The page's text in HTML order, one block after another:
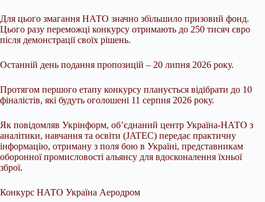
Для цього змагання НАТО значно збільшило призовий фонд.
Цього разу переможці конкурсу отримають до 250 тисяч євро
після демонстрації своїх рішень.
Останній день подання пропозицій – 20 липня 2026 року.
Протягом першого етапу конкурсу планується відібрати до 10
фіналістів, які будуть оголошені 11 серпня 2026 року.
Як повідомляв Укрінформ, об’єднаний центр Україна-НАТО з
аналітики, навчання та освіти (JATEC) передає практичну
інформацію, отриману з поля бою в Україні, представникам
оборонної промисловості альянсу для вдосконалення їхньої
зброї.
Конкурс НАТО Україна Аеродром